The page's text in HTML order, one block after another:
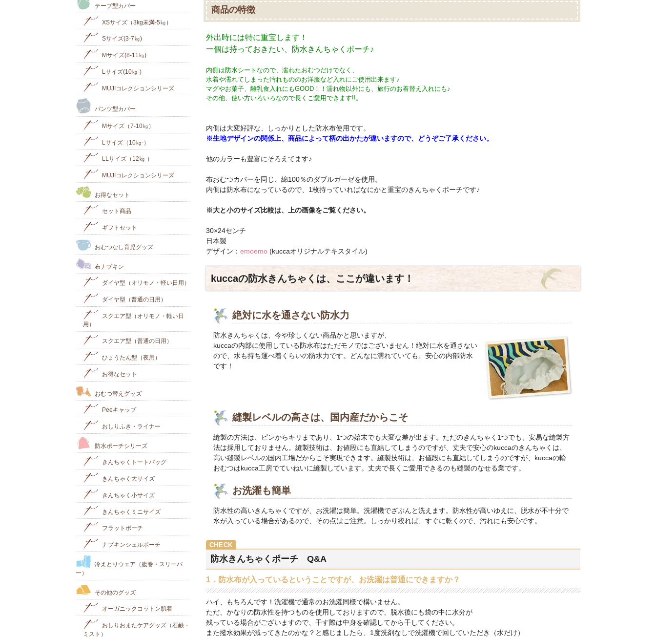
商品の特徴
外出時には特に重宝します！
一個は持っておきたい、防水きんちゃくポーチ♪
内側は防水シートなので、濡れたおむつだけでなく、
水着や濡れてしまった汚れもののお洋服など入れにご使用出来ます♪
マグやお菓子、離乳食入れにもGOOD！！濡れ物以外にも、旅行のお着替え入れにも♪
その他、使い方いろいろなので長くご愛用できます!!。
内側は大変好評な、しっかりとした防水布使用です。
※生地デザインの関係上、商品によって柄の出かたが違いますので、どうぞご了承ください。
他のカラーも豊富にそろえてます♪
布おむつカバーを同じ、綿100％のダブルガーゼを使用。
内側は防水布になっているので、1枚持っていればなにかと重宝のきんちゃくポーチです♪
※大と小のサイズ比較は、上の画像をご覧ください。
30×24センチ
日本製
デザイン： emoemo (kuccaオリジナルテキスタイル)
kuccaの防水きんちゃくは、ここが違います！
絶対に水を通さない防水力
防水きんちゃくは、今や珍しくない商品かと思いますが、
kuccaの内部に使用している防水布はただモノではございません！絶対に水を通さない
ので、水も持ち運べ着くらいの防水力です。どんなに濡れていても、安心の内部防水
です！
縫製レベルの高さは、国内産だからこそ
縫製の方法は、ピンからキリまであり、1つの始末でも大変な差が出ます。ただのきんちゃく1つでも、安易な縫製方
法は採用しておりません。縫製技術は、お値段にも直結してしまうのですが、丈夫で安心のkuccaのきんちゃくは、
高い縫製レベルの国内工場だからこそ実現できます。縫製技術は、お値段にも直結してしまうのですが、kuccaの輪
おむつはkucca工房でていねいに縫製しています。丈夫で長くご愛用できるのも縫製のなせる業です。
お洗濯も簡単
防水性の高いきんちゃくですが、お洗濯は簡単。洗濯機でざぶんと洗えます。防水性が高いゆえに、脱水が不十分で
水が入っている場合があるので、その点はご注意。しっかり絞れば、すぐに乾くので、汚れにも安心です。
防水きんちゃくポーチ Q&A
1．防水布が入っているということですが、お洗濯は普通にできますか？
ハイ、もちろんです！洗濯機で通常のお洗濯同様で構いません。
ただ、かなりの防水性を持つものを使用しておりますので、脱水後にも袋の中に水分が
残っている場合がございますので、干す際は中身を確認してから干してください。
また撥水効果が減ってきたのかな？と感じましたら、1度洗剤なしで洗濯機で回していただき（水だけ）
テープ型カバー
XSサイズ（3kg未満-5㎏）
Sサイズ(3-7㎏)
Mサイズ(8-11㎏)
Lサイズ(10㎏‐)
MUJIコレクションシリーズ
パンツ型カバー
Mサイズ（7-10㎏）
Lサイズ（10㎏-）
LLサイズ（12㎏-）
MUJIコレクションシリーズ
お得なセット
セット商品
ギフトセット
おむつなし育児グッズ
布ナプキン
ダイヤ型（オリモノ・軽い日用）
ダイヤ型（普通の日用）
スクエア型（オリモノ・軽い日
用）
スクエア型（普通の日用）
ひょうたん型（夜用）
お得なセット
おむつ替えグッズ
Peeキャップ
おしりふき・ライナー
防水ポーチシリーズ
きんちゃくトートバッグ
きんちゃく大サイズ
きんちゃく小サイズ
きんちゃくミニサイズ
フラットポーチ
ナプキンシェルポーチ
冷えとりウェア（腹巻・スリーパ
ー）
その他のグッズ
オーガニックコットン肌着
おしりおまたケアグッズ（石鹸・
ミスト）